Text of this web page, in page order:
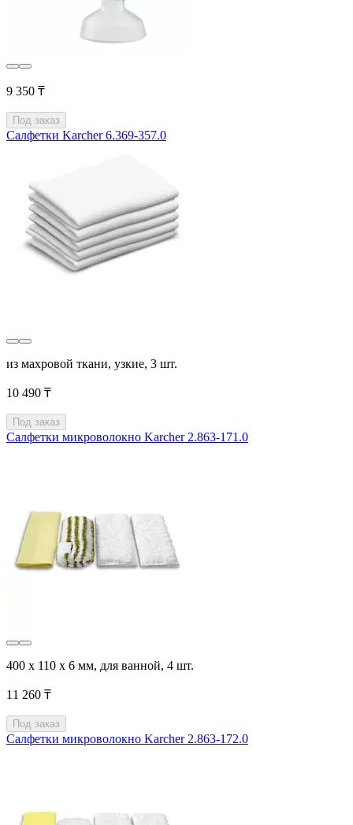
9 350 ₸
Под заказ
Салфетки Karcher 6.369-357.0
из махровой ткани, узкие, 3 шт.
10 490 ₸
Под заказ
Салфетки микроволокно Karcher 2.863-171.0
400 x 110 x 6 мм, для ванной, 4 шт.
11 260 ₸
Под заказ
Салфетки микроволокно Karcher 2.863-172.0